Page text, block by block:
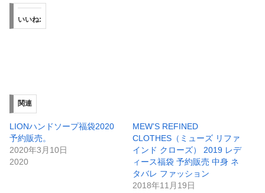
いいね:
関連
LIONハンドソープ福袋2020
予約販売。
2020年3月10日
2020
MEW’S REFINED
CLOTHES（ミューズ リファ
インド クローズ） 2019 レデ
ィース福袋 予約販売 中身 ネ
タバレ ファッション
2018年11月19日